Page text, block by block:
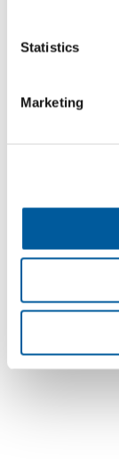
Statistics
Marketing